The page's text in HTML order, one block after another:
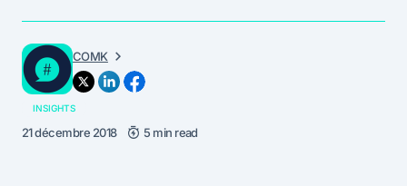
COMK
INSIGHTS
21 décembre 2018 5 min read